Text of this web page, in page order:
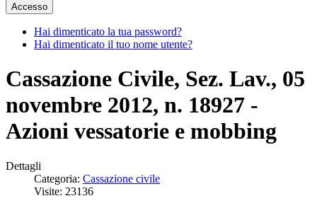
Accesso
Hai dimenticato la tua password?
Hai dimenticato il tuo nome utente?
Cassazione Civile, Sez. Lav., 05
novembre 2012, n. 18927 -
Azioni vessatorie e mobbing
Dettagli
Categoria: Cassazione civile
Visite: 23136